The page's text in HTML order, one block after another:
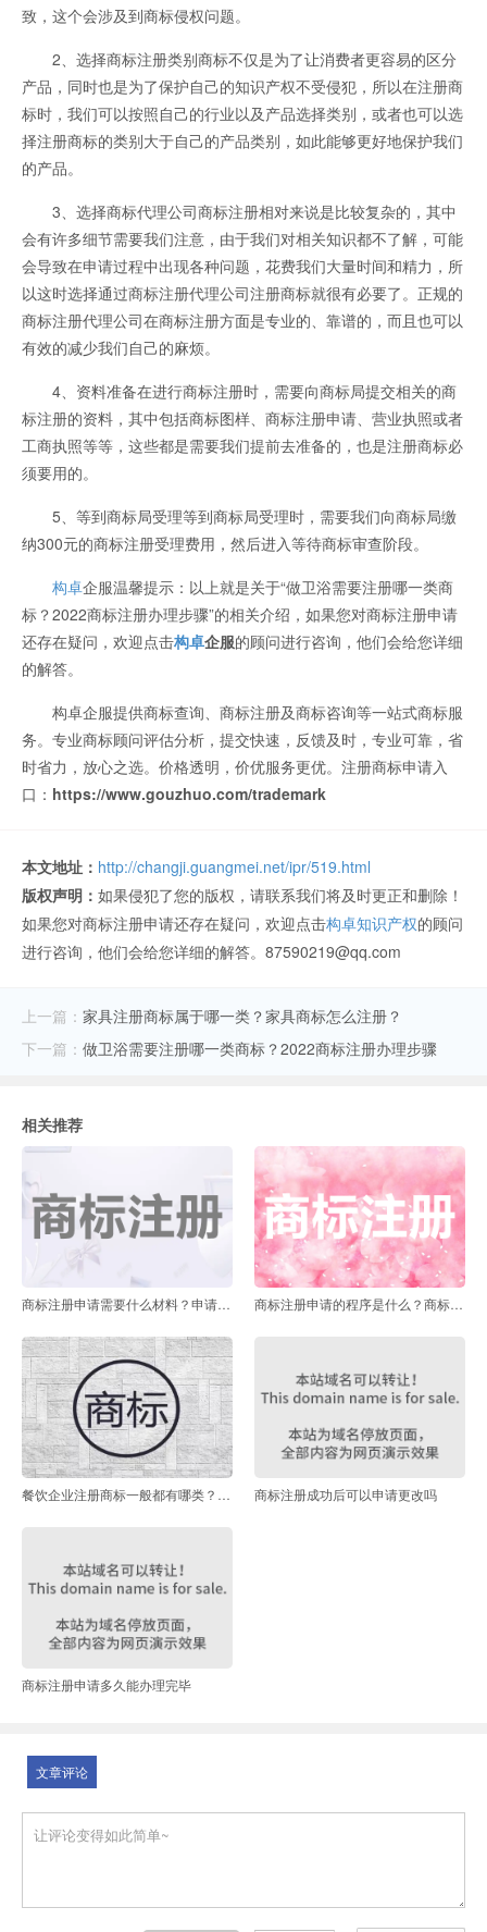
致，这个会涉及到商标侵权问题。
2、选择商标注册类别商标不仅是为了让消费者更容易的区分
产品，同时也是为了保护自己的知识产权不受侵犯，所以在注册商
标时，我们可以按照自己的行业以及产品选择类别，或者也可以选
择注册商标的类别大于自己的产品类别，如此能够更好地保护我们
的产品。
3、选择商标代理公司商标注册相对来说是比较复杂的，其中
会有许多细节需要我们注意，由于我们对相关知识都不了解，可能
会导致在申请过程中出现各种问题，花费我们大量时间和精力，所
以这时选择通过商标注册代理公司注册商标就很有必要了。正规的
商标注册代理公司在商标注册方面是专业的、靠谱的，而且也可以
有效的减少我们自己的麻烦。
4、资料准备在进行商标注册时，需要向商标局提交相关的商
标注册的资料，其中包括商标图样、商标注册申请、营业执照或者
工商执照等等，这些都是需要我们提前去准备的，也是注册商标必
须要用的。
5、等到商标局受理等到商标局受理时，需要我们向商标局缴
纳300元的商标注册受理费用，然后进入等待商标审查阶段。
构卓企服温馨提示：以上就是关于“做卫浴需要注册哪一类商
标？2022商标注册办理步骤”的相关介绍，如果您对商标注册申请
还存在疑问，欢迎点击构卓企服的顾问进行咨询，他们会给您详细
的解答。
构卓企服提供商标查询、商标注册及商标咨询等一站式商标服
务。专业商标顾问评估分析，提交快速，反馈及时，专业可靠，省
时省力，放心之选。价格透明，价优服务更优。注册商标申请入
口： https://www.gouzhuo.com/trademark
本文地址： http://changji.guangmei.net/ipr/519.html
版权声明： 如果侵犯了您的版权，请联系我们将及时更正和删除！
如果您对商标注册申请还存在疑问，欢迎点击构卓知识产权的顾问
进行咨询，他们会给您详细的解答。87590219@qq.com
上一篇： 家具注册商标属于哪一类？家具商标怎么注册？
下一篇： 做卫浴需要注册哪一类商标？2022商标注册办理步骤
相关推荐
商标注册申请需要什么材料？申请商标需要多长时间？ 商标注册申请的程序是什么？商标注册需要提供哪些资料？
餐饮企业注册商标一般都有哪类？餐饮商标侵权如何认定？ 商标注册成功后可以申请更改吗
商标注册申请多久能办理完毕
文章评论